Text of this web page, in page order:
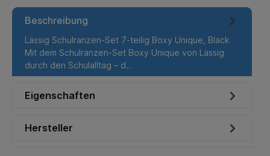
Beschreibung
Lässig Schulranzen-Set 7-teilig Boxy Unique, Black
Mit dem Schulranzen-Set Boxy Unique von Lässig
durch den Schulalltag – d…
Eigenschaften
Hersteller